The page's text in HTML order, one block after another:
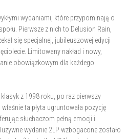
wydaniami, które przypominają o
Pierwsze z nich to Delusion Rain,
się specjalnej, jubileuszowej edycji
Limitowany nakład i nowy,
obowiązkowym dla każdego
z 1998 roku, po raz pierwszy
ta płyta ugruntowała pozycję
słuchaczom pełną emocji i
wydanie 2LP wzbogacone zostało